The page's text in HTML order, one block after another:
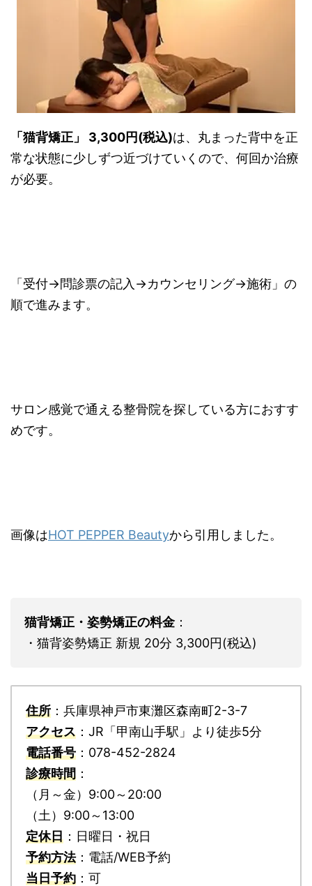
「猫背矯正」 3,300円(税込)は、丸まった背中を正
常な状態に少しずつ近づけていくので、何回か治療
が必要。
「受付→問診票の記入→カウンセリング→施術」の
順で進みます。
サロン感覚で通える整骨院を探している方におすす
めです。
画像はHOT PEPPER Beautyから引用しました。
猫背矯正・姿勢矯正の料金：
・猫背姿勢矯正 新規 20分 3,300円(税込)
住所 ：兵庫県神戸市東灘区森南町2-3-7
アクセス ：JR「甲南山手駅」より徒歩5分
電話番号 ：078-452-2824
診療時間 ：
（月～金）9:00～20:00
（土）9:00～13:00
定休日 ：日曜日・祝日
予約方法：電話/WEB予約
当日予約 ：可